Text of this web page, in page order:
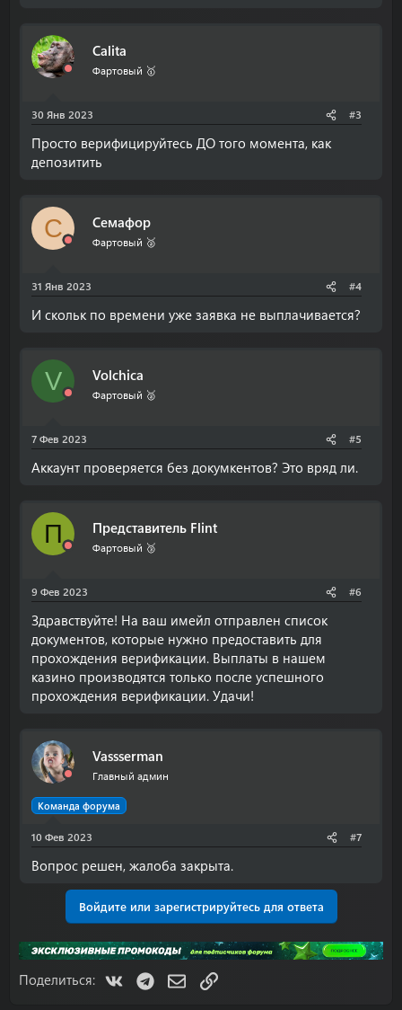
Calita
Фартовый 🥇
30 Янв 2023 #3
Просто верифицируйтесь ДО того момента, как
депозитить
С Семафор
Фартовый 🥈
31 Янв 2023 #4
И скольк по времени уже заявка не выплачивается?
V Volchica
Фартовый 🥈
7 Фев 2023 #5
Аккаунт проверяется без докумкентов? Это вряд ли.
П Представитель Flint
Фартовый 🥉
9 Фев 2023 #6
Здравствуйте! На ваш имейл отправлен список
документов, которые нужно предоставить для
прохождения верификации. Выплаты в нашем
казино производятся только после успешного
прохождения верификации. Удачи!
Vassserman
Главный админ
Команда форума
10 Фев 2023 #7
Вопрос решен, жалоба закрыта.
Войдите или зарегистрируйтесь для ответа
Поделиться: VK TelegramЭлектронная почта
Ссылка